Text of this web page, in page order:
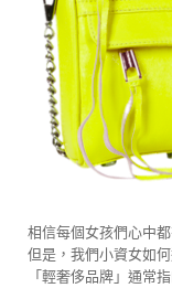
相信每個女孩們心中
但是，我們小資女如
「輕奢侈品牌」通常